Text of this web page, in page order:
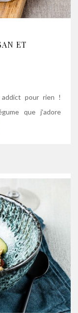
ET
pour rien !
que j’adore